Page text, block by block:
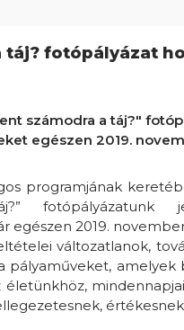
táj? fotópályázat
számodra a táj?"
egészen 2019.
programjának
fotópályázatunk
egészen 2019.
változatlanok,
pályaműveket,
életünkhöz,